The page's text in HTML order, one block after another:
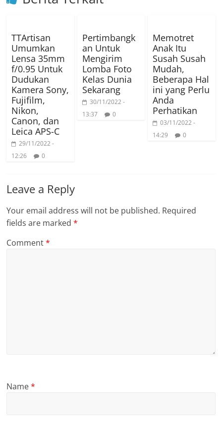
TTArtisan
Umumkan
Lensa 35mm
f/0.95 Untuk
Dudukan
Kamera Sony,
Fujifilm,
Nikon,
Canon, dan
Leica APS-C
29/11/2022 -
12:26
0
Pertimbangk
an Untuk
Mengirim
Lomba Foto
Kelas Dunia
Sekarang
30/11/2022 -
13:37
0
Memotret
Anak Itu
Susah Susah
Mudah,
Beberapa Hal
ini yang Perlu
Anda
Perhatikan
03/11/2022 -
14:29
0
Leave a Reply
Your email address will not be published. Required
fields are marked*
Comment*
Name*